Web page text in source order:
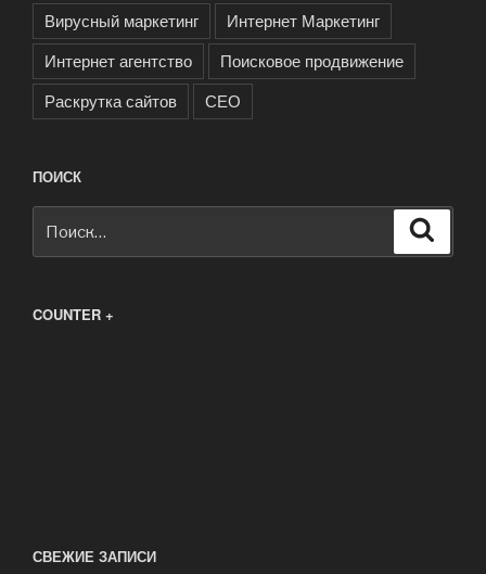
Вирусный маркетинг
Интернет Маркетинг
Интернет агентство
Поисковое продвижение
Раскрутка сайтов
СЕО
ПОИСК
COUNTER +
СВЕЖИЕ ЗАПИСИ